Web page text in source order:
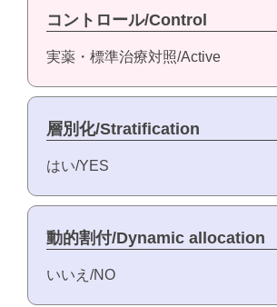
コントロール/Control
実薬・標準治療対照/Active
層別化/Stratification
はい/YES
動的割付/Dynamic allocation
いいえ/NO